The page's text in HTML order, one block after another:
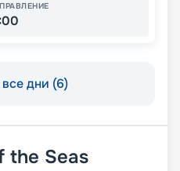
дни (6)
the Seas